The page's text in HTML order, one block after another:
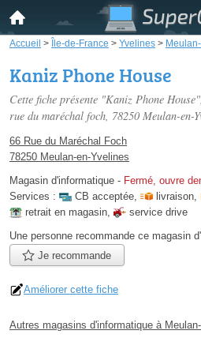
Accueil > Île-de-France > Yvelines >
Kaniz Phone House
Cette fiche présente "Kaniz Phone
rue du maréchal foch, 78250 Meulan-en-
66 Rue du Maréchal Foch
78250 Meulan-en-Yvelines
Magasin d'informatique - Fermé, ouvre
Services :
CB acceptée, livraison,
retrait en magasin,
service drive
Une personne recommande ce magasin
Je recommande
Améliorer cette fiche
Autres magasins d'informatique à